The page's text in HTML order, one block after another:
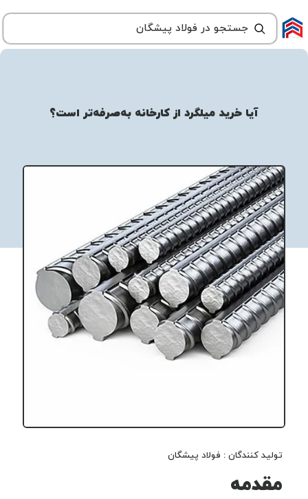
آیا خرید میلگرد از کارخانه به‌صرفه‌تر است؟
تولید کنندگان : فولاد پیشگان
مقدمه